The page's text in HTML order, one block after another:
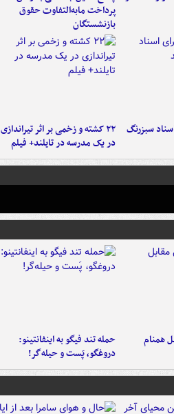
پرداخت مابه‌التفاوت حقوق
بازنشستگان
سبزرنگ
۲۲ کشته و زخمی بر اثر تیراندازی
در یک مدرسه در تایلند+ فیلم
همنام
حمله تند فیگو به اینفانتینو:
دروغگو، پَست‌ و حیله‌گر!